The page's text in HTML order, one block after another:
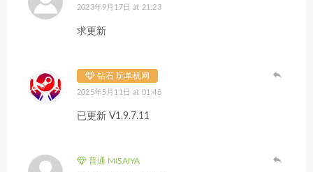
2023年9月17日 at 21:23
求更新
钻石 玩单机网
2025年5月11日 at 01:46
已更新 V1.9.7.11
普通 MISAIYA